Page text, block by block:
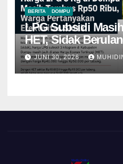
BERITA DOMPU
LPG Subsidi
HET, Sidak
Mampu Menekan
JUNI 30, 2026